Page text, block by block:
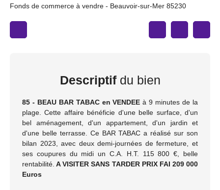
Fonds de commerce à vendre - Beauvoir-sur-Mer 85230
Descriptifdu bien
85 - BEAU BAR TABAC en VENDEE à 9 minutes de la
plage. Cette affaire bénéficie d'une belle surface, d'un
bel aménagement, d'un appartement, d'un jardin et
d'une belle terrasse. Ce BAR TABAC a réalisé sur son
bilan 2023, avec deux demi-journées de fermeture, et
ses coupures du midi un C.A. H.T. 115 800 €, belle
rentabilité. A VISITER SANS TARDER PRIX FAI 209 000
Euros